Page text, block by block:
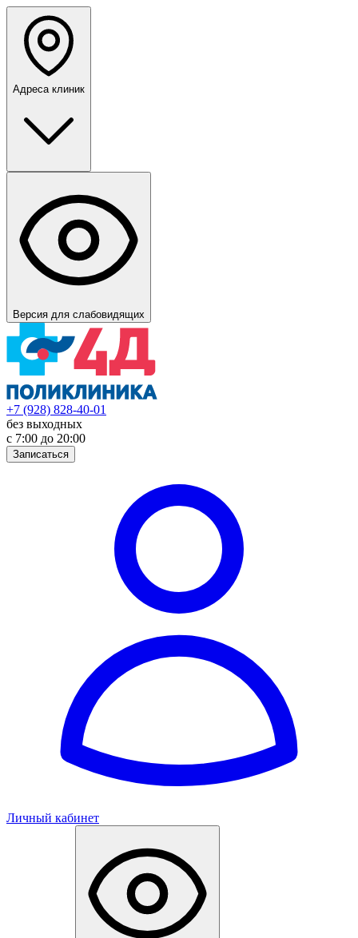
Адреса клиник
Версия для слабовидящих
+7 (928) 828-40-01
без выходных
с 7:00 до 20:00
Записаться
Личный кабинет